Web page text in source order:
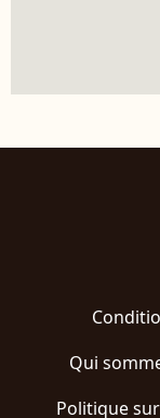
Qui
Politique